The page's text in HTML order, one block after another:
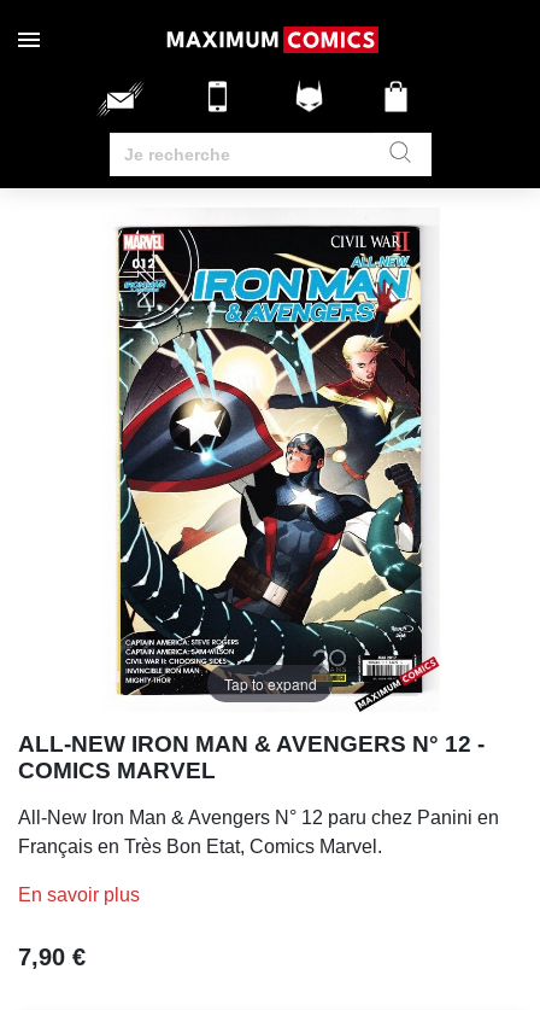
Tap to expand
ALL-NEW IRON MAN & AVENGERS N° 12 -
COMICS MARVEL
All-New Iron Man & Avengers N° 12 paru chez Panini en
Français en Très Bon Etat, Comics Marvel.
En savoir plus
7,90 €